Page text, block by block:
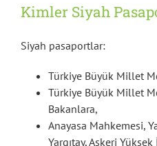
Kimler Siyah
Siyah pasaportlar:
Türkiye Büyük Millet
Türkiye Büyük Millet
Bakanlara,
Anayasa Mahkemesi,
Yargıtay, Askeri